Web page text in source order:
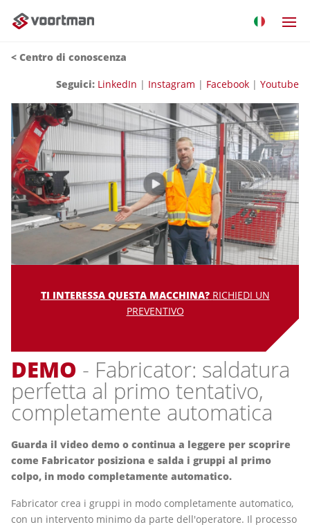
< Centro di conoscenza
Seguici: LinkedIn | Instagram | Facebook | Youtube
TI INTERESSA QUESTA MACCHINA? RICHIEDI UN
PREVENTIVO
DEMO - Fabricator: saldatura
perfetta al primo tentativo,
completamente automatica
Guarda il video demo o continua a leggere per scoprire
come Fabricator posiziona e salda i gruppi al primo
colpo, in modo completamente automatico.
Fabricator crea i gruppi in modo completamente automatico,
con un intervento minimo da parte dell'operatore. Il processo